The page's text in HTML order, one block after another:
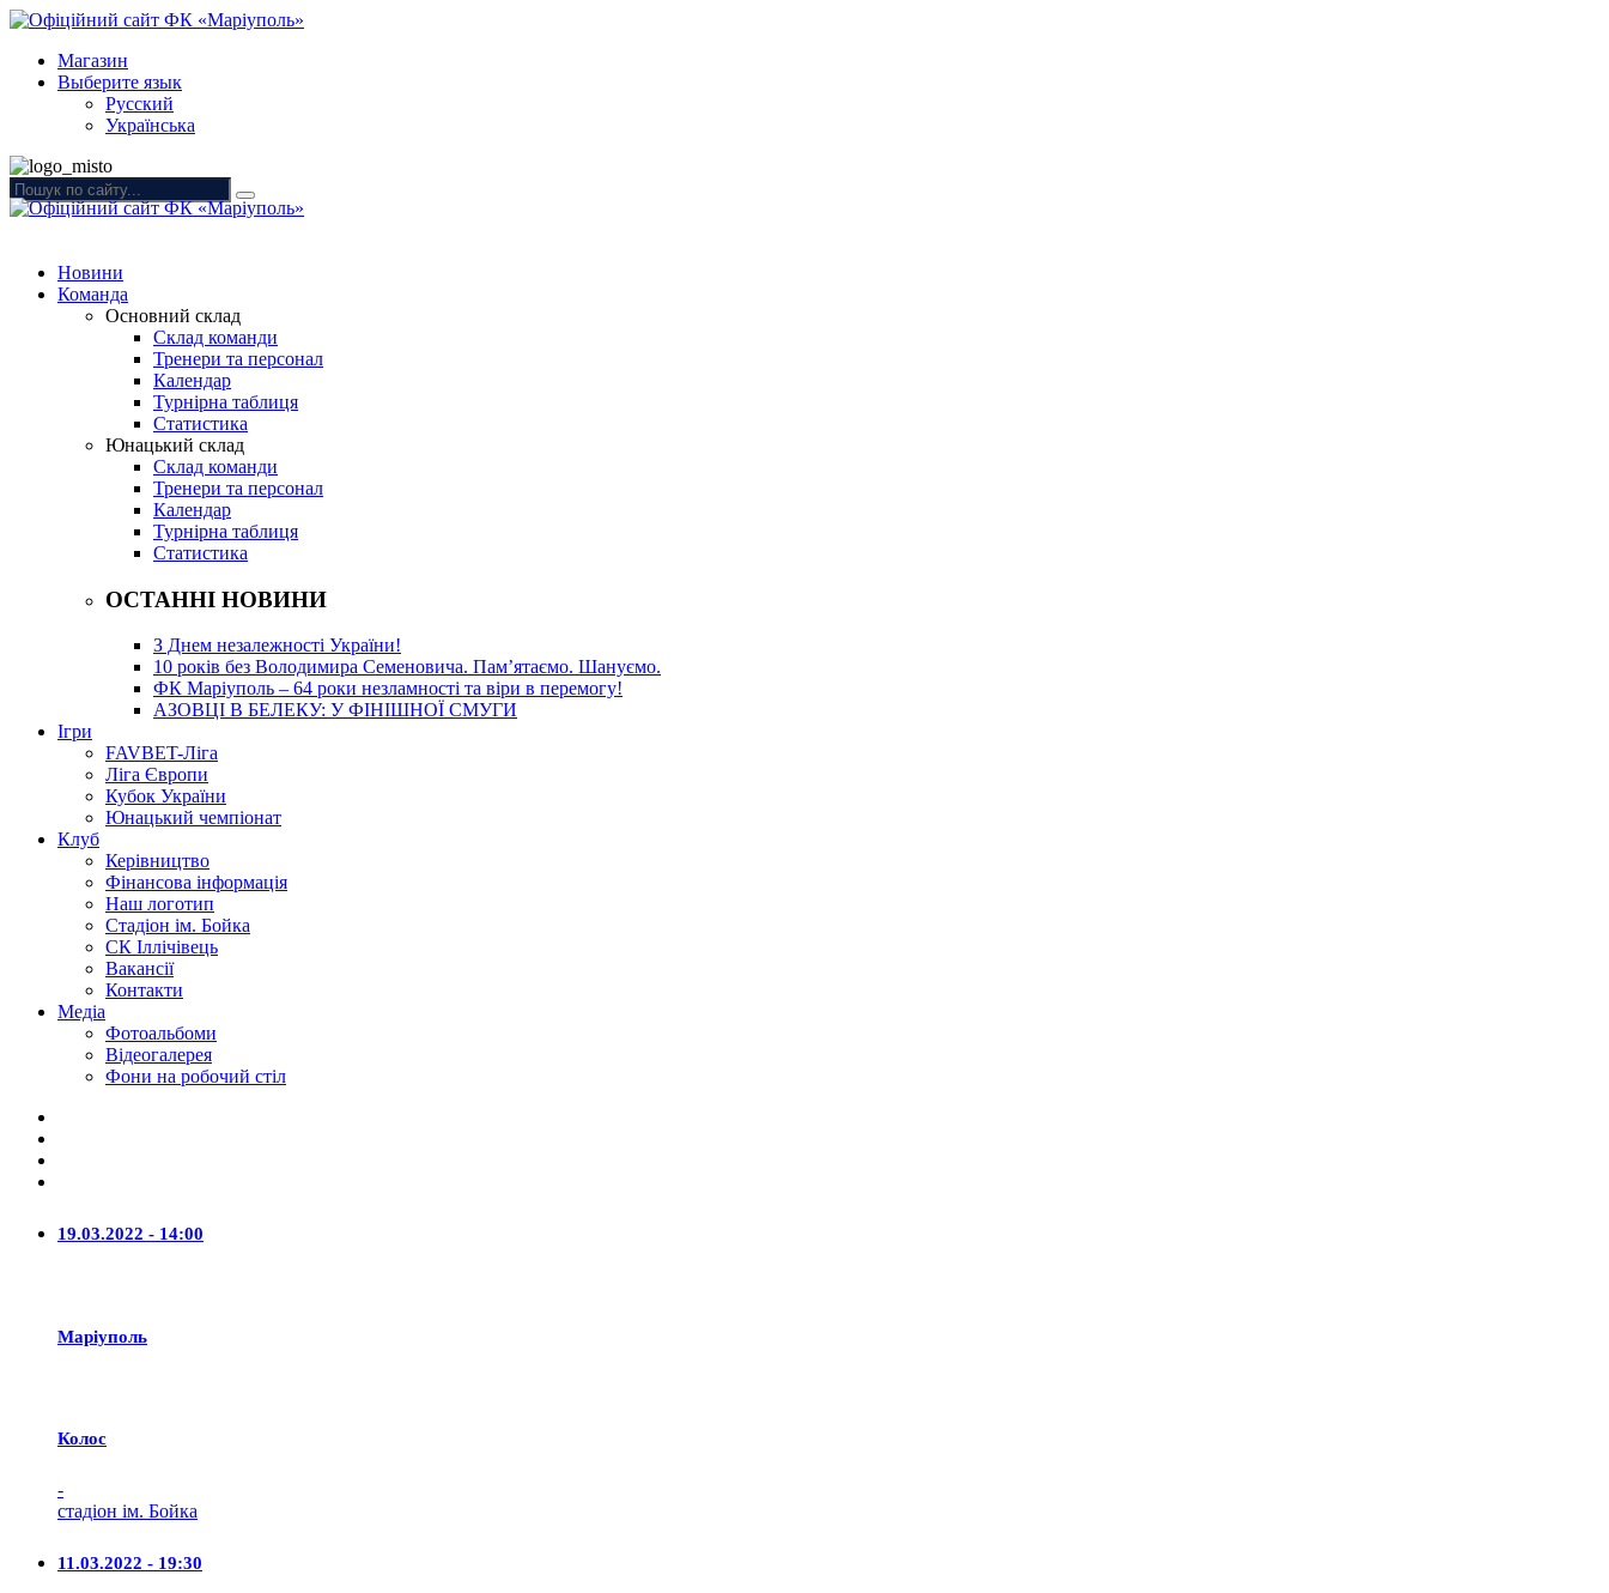
Магазин
Выберите язык
Русский
Українська
Новини
Команда
Основний склад
Склад команди
Тренери та персонал
Календар
Турнірна таблиця
Статистика
Юнацький склад
Склад команди
Тренери та персонал
Календар
Турнірна таблиця
Статистика
ОСТАННІ НОВИНИ
З Днем незалежності України!
10 років без Володимира Семеновича. Пам’ятаємо. Шануємо.
ФК Маріуполь – 64 роки незламності та віри в перемогу!
АЗОВЦІ В БЕЛЕКУ: У ФІНІШНОЇ СМУГИ
Ігри
FAVBET-Ліга
Ліга Європи
Кубок України
Юнацький чемпіонат
Клуб
Керівництво
Фінансова інформація
Наш логотип
Стадіон ім. Бойка
СК Іллічівець
Вакансії
Контакти
Медіа
Фотоальбоми
Відеогалерея
Фони на робочий стіл
19.03.2022 - 14:00
Маріуполь
Колос
-
стадіон ім. Бойка
11.03.2022 - 19:30